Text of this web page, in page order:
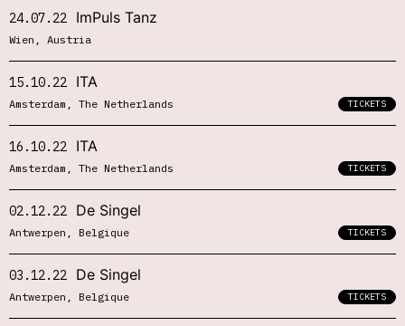
24.07.22 ImPuls Tanz
Wien, Austria
15.10.22 ITA
Amsterdam, The Netherlands TICKETS
16.10.22 ITA
Amsterdam, The Netherlands TICKETS
02.12.22 De Singel
Antwerpen, Belgique TICKETS
03.12.22 De Singel
Antwerpen, Belgique TICKETS